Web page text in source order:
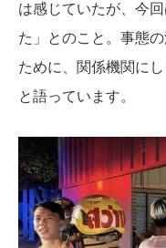
は感じていたが、今
た」とのこと。事態
ために、関係機関に
と語っています。